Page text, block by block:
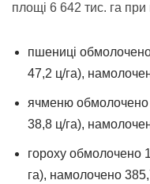
площі 6 642 тис. га
пшениці
47,2 ц/га),
ячменю обмолочено
38,8 ц/га),
гороху обмолочено
га), намолочено